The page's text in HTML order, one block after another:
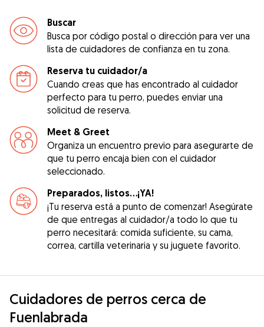
Buscar
Busca por código postal o dirección para ver una
lista de cuidadores de confianza en tu zona.
Reserva tu cuidador/a
Cuando creas que has encontrado al cuidador
perfecto para tu perro, puedes enviar una
solicitud de reserva.
Meet & Greet
Organiza un encuentro previo para asegurarte de
que tu perro encaja bien con el cuidador
seleccionado.
Preparados, listos...¡YA!
¡Tu reserva está a punto de comenzar! Asegúrate
de que entregas al cuidador/a todo lo que tu
perro necesitará: comida suficiente, su cama,
correa, cartilla veterinaria y su juguete favorito.
Cuidadores de perros cerca de
Fuenlabrada